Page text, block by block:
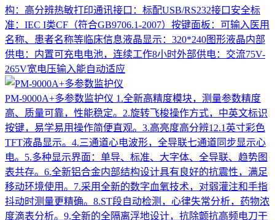
构：高分辨热敏打印通讯接口：标配USB/RS232接口安全标
准：IEC I类CF（符合GB9706.1-2007）按键面板：可输入医用
名称、患者名称等临床信息液晶显示：320*240图形液晶内部
供电：内置可充电电池，连续工作8小时外部供电：交流75V-
265V宽电压输入能自动适应
PM-9000A+多参数监护仪 1.全新高精度模块，测量参数精度
高、质量可靠，性能稳定。2.旋转飞梭操作方式，中英文标识
按键，易学易用操作简便直观。3.高亮度高分辨12.1英寸彩色
TFT液晶显示。4.三通道心电波形，全导联七通道同步显示心
电。5.多种显示界面：单导、标准、大字体、全导联、趋势图
表共存。6.全新铝合金内部结构设计具有良好的抗震性，满足
移动环境使用。7.采用全新的数字血氧技术，对弱灌注和手指
抖动时测量更精确。8.ST段自动检测，心律失常分析，药物浓
度滴表分析。9.全新的全隔离浮地设计，抗除颤抗高频电刀干